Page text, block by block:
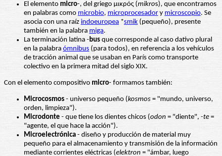
El elemento micro-, del griego μικρός (mikros), que encontramos
en palabras como microbio, microprocesador y microscopio. Se
asocia con una raíz indoeuropea *smik (pequeño), presente
también en la palabra miga.
La terminación latina -bus que corresponde al caso dativo plural
en la palabra ómnibus (para todos), en referencia a los vehículos
de tracción animal que se usaban en París como transporte
colectivo en la primera mitad del siglo XIX.
Con el elemento compositivo micro- formamos también:
Microcosmos - universo pequeño (kosmos = "mundo, universo,
orden, limpieza").
Microdonte - que tiene los dientes chicos (odon = "diente", -te =
"agente, el que hace la acción").
Microelectrónica - diseño y producción de material muy
pequeño para el almacenamiento y transmisión de la información
mediante corrientes eléctricas (elektron = "ámbar, luego